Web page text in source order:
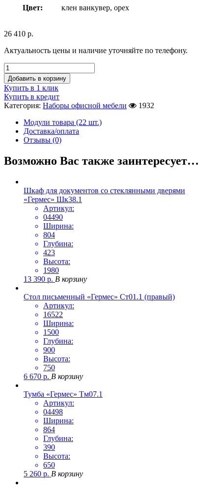
Цвет: клен ванкувер, орех
26 410 р.
Актуальность цены и наличие уточняйте по телефону.
Добавить в корзину
Купить в 1 клик
Купить в кредит
Категория: Наборы офисной мебели
1932
Модули товара (22 шт.)
Доставка/оплата
Отзывы (0)
Возможно Вас также заинтересует…
Шкаф для документов со стеклянными дверями
«Гермес» Шк38.1
Артикул:
04490
Ширина:
804
Глубина:
423
Высота:
1980
13 390 р. В корзину
Стол письменный «Гермес» Ст01.1 (правый)
Артикул:
16522
Ширина:
1500
Глубина:
900
Высота:
750
6 670 р. В корзину
Тумба «Гермес» Тм07.1
Артикул:
04498
Ширина:
864
Глубина:
390
Высота:
650
5 260 р. В корзину